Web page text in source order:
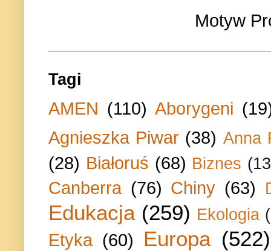
Motyw
Tagi
AMEN (110) Aborygeni
Agnieszka Piwar (38) Anna
(28) Białoruś (68) Biznes
Canberra (76) Chiny (63)
Edukacja (259) Ekologia
Etyka (60) Europa (522)